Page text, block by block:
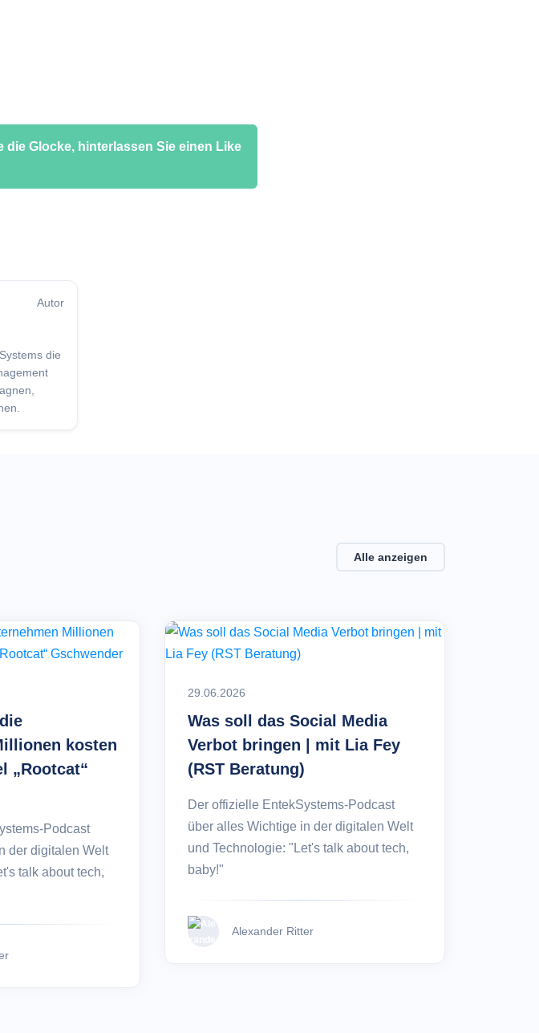
die Glocke, hinterlassen Sie einen Like
Autor
die
Alle anzeigen
kosten
„Rootcat“
Podcast
der digitalen Welt
talk about tech,
29.06.2026
Was soll das Social Media
Verbot bringen | mit Lia Fey
(RST Beratung)
Der offizielle EntekSystems-Podcast
über alles Wichtige in der digitalen Welt
und Technologie: "Let's talk about tech,
baby!"
Alexander Ritter